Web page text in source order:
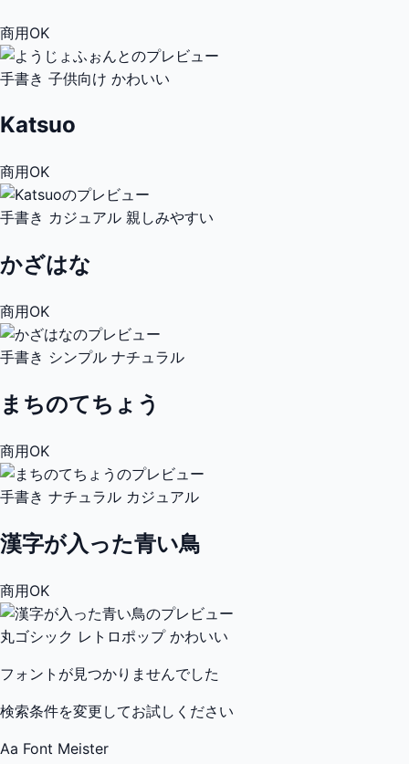
商用OK
手書き 子供向け かわいい
Katsuo
商用OK
手書き カジュアル 親しみやすい
かざはな
商用OK
手書き シンプル ナチュラル
まちのてちょう
商用OK
手書き ナチュラル カジュアル
漢字が入った青い鳥
商用OK
丸ゴシック レトロポップ かわいい
フォントが見つかりませんでした
検索条件を変更してお試しください
Aa Font Meister